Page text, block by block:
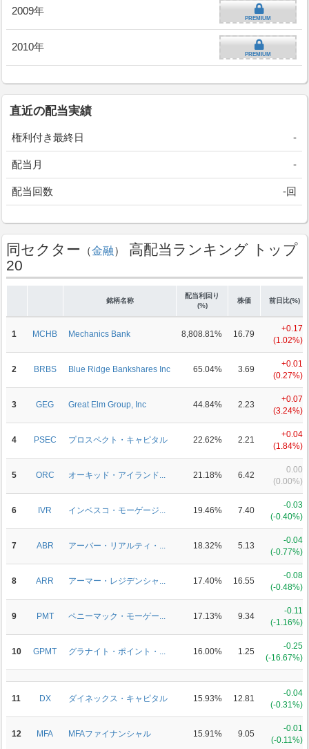
2009年
PREMIUM
2010年
PREMIUM
直近の配当実績
権利付き最終日 -
配当月 -
配当回数 -回
同セクター （金融）
高配当ランキング トップ
20
銘柄名称
配当利回り
(%)
株価 前日比(%)
1 MCHB Mechanics Bank 8,808.81% 16.79
+0.17
(1.02%)
2 BRBS Blue Ridge Bankshares Inc 65.04% 3.69
+0.01
(0.27%)
3 GEG Great Elm Group, Inc 44.84% 2.23
+0.07
(3.24%)
4 PSEC プロスペクト・キャピタル 22.62% 2.21
+0.04
(1.84%)
5 ORC オーキッド・アイランド... 21.18% 6.42
0.00
(0.00%)
6 IVR インベスコ・モーゲージ... 19.46% 7.40
-0.03
(-0.40%)
7 ABR アーバー・リアルティ・... 18.32% 5.13
-0.04
(-0.77%)
8 ARR アーマー・レジデンシャ... 17.40% 16.55
-0.08
(-0.48%)
9 PMT ペニーマック・モーゲー... 17.13% 9.34
-0.11
(-1.16%)
10 GPMT グラナイト・ポイント・... 16.00% 1.25
-0.25
(-16.67%)
11 DX ダイネックス・キャピタル 15.93% 12.81
-0.04
(-0.31%)
12 MFA MFAファイナンシャル 15.91% 9.05
-0.01
(-0.11%)